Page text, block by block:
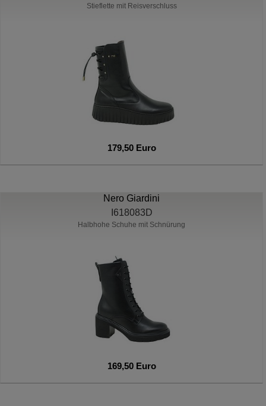
Stieflette mit Reisverschluss
179,50 Euro
Nero Giardini
I618083D
Halbhohe Schuhe mit Schnürung
169,50 Euro